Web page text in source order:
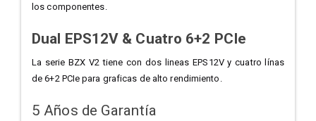
los componentes.
Dual EPS12V & Cuatro 6+2 PCIe
La serie BZX V2 tiene con dos lineas EPS12V y cuatro línas
de 6+2 PCIe para graficas de alto rendimiento.
5 Años de Garantía